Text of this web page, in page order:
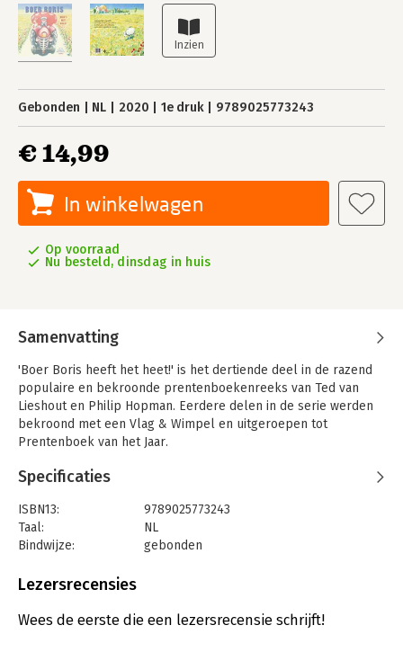
Gebonden NL 2020 1e druk 9789025773243
€ 14,99
In winkelwagen
Op voorraad
Nu besteld, dinsdag in huis
Samenvatting
'Boer Boris heeft het heet!' is het dertiende deel in de razend
populaire en bekroonde prentenboekenreeks van Ted van
Lieshout en Philip Hopman. Eerdere delen in de serie werden
bekroond met een Vlag & Wimpel en uitgeroepen tot
Prentenboek van het Jaar.
Boer Boris heeft het heet! Maar de schapen in hun dikke
wollen jas hebben het nog veel heter. Het is midden in de
zomer en Boer Boris moet iets doen! Hij helpt de schapen uit
hun warme jasjes. Al die wol is ideaal voor het maken van dikke
truien en mutsen. En die komen misschien beter van pas dan je
Ted van Lieshout heeft een enorm en veelvuldig bekroond
oeuvre op zijn naam staan, maar voor heel jonge kinderen
schreef hij nog maar weinig. Met 'Boer Boris' bewijst hij dat hij
Specificaties
ISBN13:
9789025773243
Taal:
NL
Bindwijze:
gebonden
Uitgever:
Verschijningsdatum:
3-6-2020
Lezersrecensies
Wees de eerste die een lezersrecensie schrijft!